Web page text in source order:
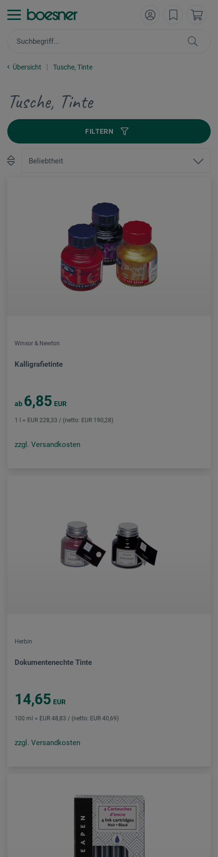
Übersicht Tusche, Tinte
Tusche, Tinte
FILTERN
Winsor & Newton
Kalligrafietinte
ab 6,85 EUR
1 l = EUR 228,33 / (netto: EUR 190,28)
zzgl. Versandkosten
Herbin
Dokumentenechte Tinte
14,65 EUR
100 ml = EUR 48,83 / (netto: EUR 40,69)
zzgl. Versandkosten